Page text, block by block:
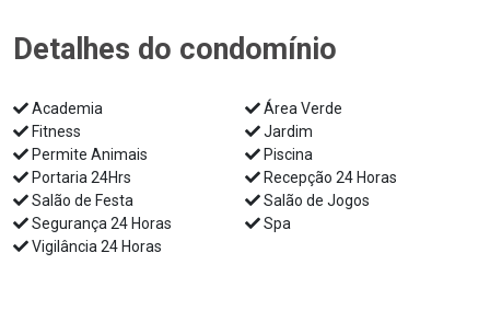
Detalhes do condomínio
Academia
Área Verde
Fitness
Jardim
Permite Animais
Piscina
Portaria 24Hrs
Recepção 24 Horas
Salão de Festa
Salão de Jogos
Segurança 24 Horas
Spa
Vigilância 24 Horas